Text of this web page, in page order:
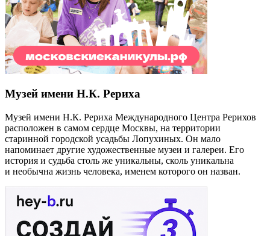
Музей имени Н.К. Рериха
Музей имени Н.К. Рериха Международного Центра Рерихов
расположен в самом сердце Москвы, на территории
старинной городской усадьбы Лопухиных. Он мало
напоминает другие художественные музеи и галереи. Его
история и судьба столь же уникальны, сколь уникальна
и необычна жизнь человека, именем которого он назван.